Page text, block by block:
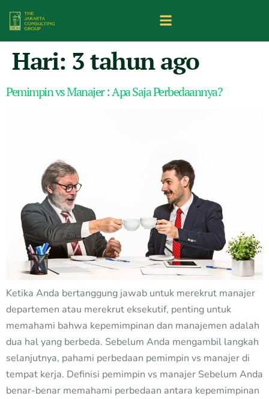
Hari: 3 tahun ago
Pemimpin vs Manajer : Apa Saja Perbedaannya?
Ketika Anda bertanggung jawab untuk merekrut manajer
departemen atau merekrut eksekutif, penting untuk
memahami bahwa kepemimpinan dan manajemen adalah
dua hal yang berbeda. Sebelum Anda mengambil langkah
selanjutnya, pahami perbedaan pemimpin vs manajer di
tempat kerja. Definisi pemimpin vs manajer Sebelum Anda
benar-benar memahami perbedaan antara kepemimpinan